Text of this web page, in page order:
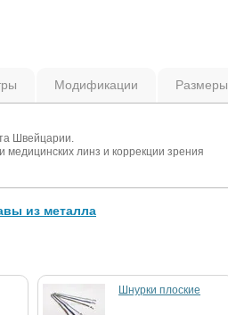
Модификации Размеры
Швейцарии.
медицинских линз и коррекции зрения
из металла
Шнурки плоские